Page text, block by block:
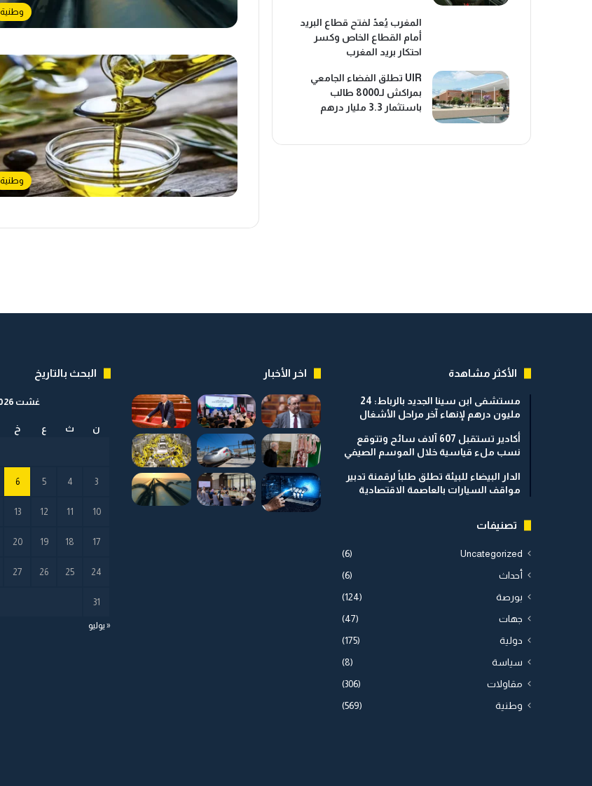
وطنية
وطنية
المغرب يُعدّ لفتح قطاع البريد
أمام القطاع الخاص وكسر
احتكار بريد المغرب
UIR تطلق الفضاء الجامعي
بمراكش لـ8000 طالب
باستثمار 3.3 مليار درهم
الأكثر مشاهدة
مستشفى ابن سينا الجديد بالرباط: 24
مليون درهم لإنهاء آخر مراحل الأشغال
أكادير تستقبل 607 آلاف سائح وتتوقع
نسب ملء قياسية خلال الموسم الصيفي
الدار البيضاء للبيئة تطلق طلباً لرقمنة تدبير
مواقف السيارات بالعاصمة الاقتصادية
تصنيفات
Uncategorized
(6)
أحداث (6)
بورصة (124)
جهات (47)
دولية (175)
سياسة (8)
مقاولات (306)
وطنية (569)
اخر الأخبار البحث بالتاريخ
غشت 2026
ن ث ع خ
3
4
5
6
10
11
12
13
17
18
19
20
24
25
26
27
31
« يوليو